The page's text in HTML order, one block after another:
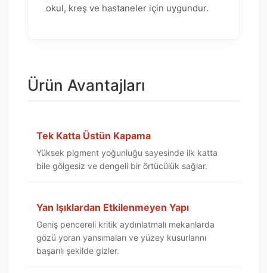
okul, kreş ve hastaneler için uygundur.
Ürün Avantajları
Tek Katta Üstün Kapama
Yüksek pigment yoğunluğu sayesinde ilk katta
bile gölgesiz ve dengeli bir örtücülük sağlar.
Yan Işıklardan Etkilenmeyen Yapı
Geniş pencereli kritik aydınlatmalı mekanlarda
gözü yoran yansımaları ve yüzey kusurlarını
başarılı şekilde gizler.